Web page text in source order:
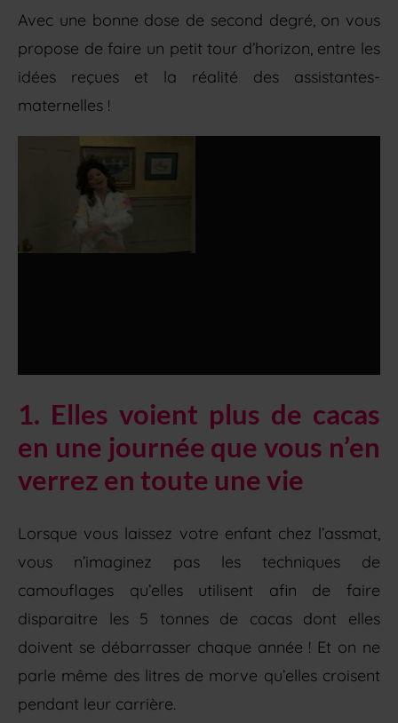
Avec une bonne dose de second degré, on vous
propose de faire un petit tour d’horizon, entre les
idées reçues et la réalité des assistantes-
maternelles !
1. Elles voient plus de cacas
en une journée que vous n’en
verrez en toute une vie
Lorsque vous laissez votre enfant chez l’assmat,
vous n’imaginez pas les techniques de
camouflages qu’elles utilisent afin de faire
disparaitre les 5 tonnes de cacas dont elles
doivent se débarrasser chaque année ! Et on ne
parle même des litres de morve qu’elles croisent
pendant leur carrière.